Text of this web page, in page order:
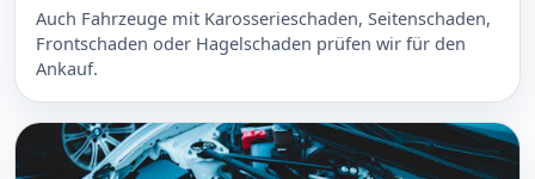
Auch Fahrzeuge mit Karosserieschaden, Seitenschaden,
Frontschaden oder Hagelschaden prüfen wir für den
Ankauf.